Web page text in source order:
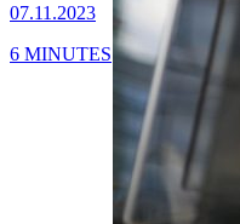
07.11.2023
6 MINUTES